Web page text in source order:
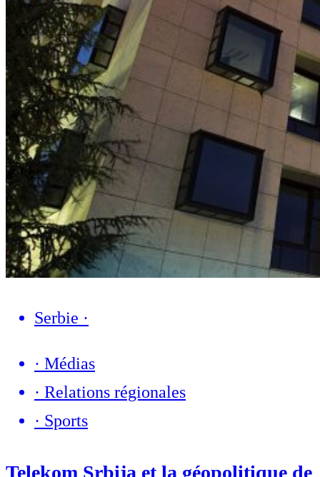
Serbie ·
· Médias
· Relations régionales
· Sports
Telekom Srbija et la géopolitique de